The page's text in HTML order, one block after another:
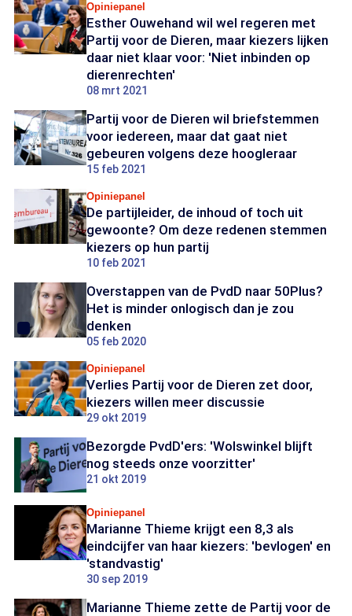
Opiniepanel
Esther Ouwehand wil wel regeren met
Partij voor de Dieren, maar kiezers lijken
daar niet klaar voor: 'Niet inbinden op
dierenrechten'
08 mrt 2021
Partij voor de Dieren wil briefstemmen
voor iedereen, maar dat gaat niet
gebeuren volgens deze hoogleraar
15 feb 2021
Opiniepanel
De partijleider, de inhoud of toch uit
gewoonte? Om deze redenen stemmen
kiezers op hun partij
10 feb 2021
Overstappen van de PvdD naar 50Plus?
Het is minder onlogisch dan je zou
denken
05 feb 2020
Opiniepanel
Verlies Partij voor de Dieren zet door,
kiezers willen meer discussie
29 okt 2019
Bezorgde PvdD'ers: 'Wolswinkel blijft
nog steeds onze voorzitter'
21 okt 2019
Opiniepanel
Marianne Thieme krijgt een 8,3 als
eindcijfer van haar kiezers: 'bevlogen' en
'standvastig'
30 sep 2019
Marianne Thieme zette de Partij voor de